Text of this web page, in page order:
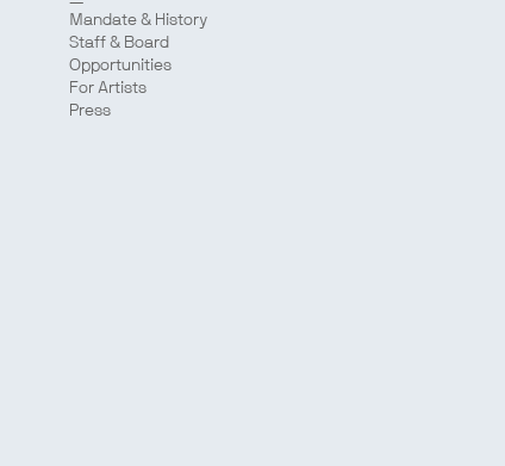
Mandate & History
Staff & Board
Opportunities
For Artists
Press